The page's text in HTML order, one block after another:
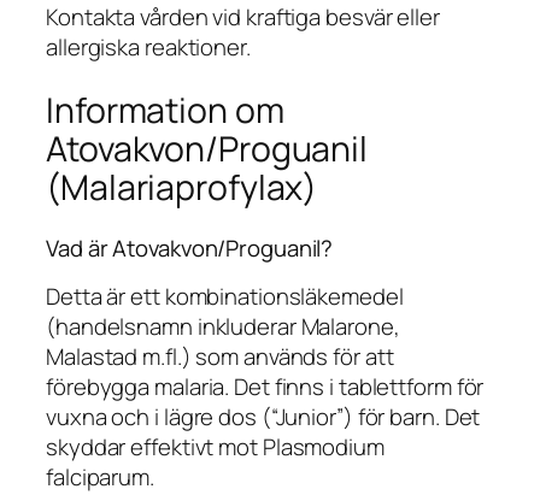
Kontakta vården vid kraftiga besvär eller
allergiska reaktioner.
Information om
Atovakvon/Proguanil
(Malariaprofylax)
Vad är Atovakvon/Proguanil?
Detta är ett kombinationsläkemedel
(handelsnamn inkluderar Malarone,
Malastad m.fl.) som används för att
förebygga malaria. Det finns i tablettform för
vuxna och i lägre dos (“Junior”) för barn. Det
skyddar effektivt motPlasmodium
falciparum.